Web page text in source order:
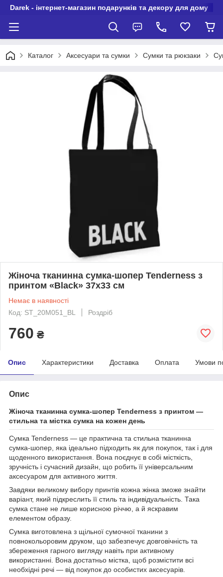
Darek - інтернет-магазин подарунків та декору для дому
Каталог Аксесуари та сумки Сумки та рюкзаки
Жіноча тканинна сумка-шопер Tenderness з
принтом «Black» 37х33 см
Немає в наявності
Код: ST_20M051_BL
Роздріб
760 ₴
Опис Характеристики Доставка Оплата Умови
Опис
Жіноча тканинна сумка-шопер Tenderness з принтом —
стильна та містка сумка на кожен день
Сумка Tenderness — це практична та стильна тканинна
сумка-шопер, яка ідеально підходить як для покупок, так і для
щоденного використання. Вона поєднує в собі місткість,
зручність і сучасний дизайн, що робить її універсальним
аксесуаром для активного життя.
Завдяки великому вибору принтів кожна жінка зможе знайти
варіант, який підкреслить її стиль та індивідуальність. Така
сумка стане не лише корисною річчю, а й яскравим
елементом образу.
Сумка виготовлена з щільної сумочної тканини з
повнокольоровим друком, що забезпечує довговічність та
збереження гарного вигляду навіть при активному
використанні. Вона достатньо містка, щоб розмістити всі
необхідні речі — від покупок до особистих аксесуарів.